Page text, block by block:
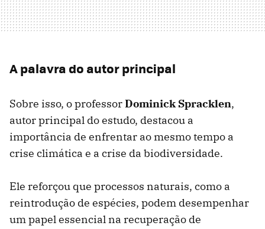
A palavra do autor principal
Sobre isso, o professorDominick Spracklen,
autor principal do estudo, destacou a
importância de enfrentar ao mesmo tempo a
crise climática e a crise da biodiversidade.
Ele reforçou que processos naturais, como a
reintrodução de espécies, podem desempenhar
um papel essencial na recuperação de